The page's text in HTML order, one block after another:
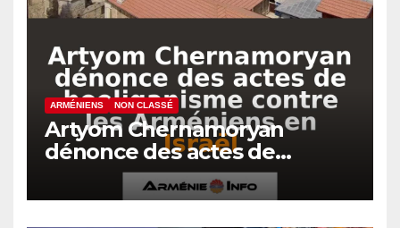
ARMÉNIENS NON CLASSÉ
Artyom Chernamoryan
dénonce des actes de
hooliganisme contre les
Arméniens en Israël